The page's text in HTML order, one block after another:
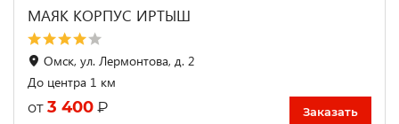
МАЯК КОРПУС ИРТЫШ
Омск, ул. Лермонтова, д. 2
До центра 1 км
от 3 400 ₽ Заказать